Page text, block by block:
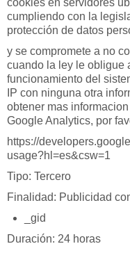
cookies en servidores
cumpliendo con la
protección de datos
y se compromete a no
cuando la ley le obligue
funcionamiento del
IP con ninguna otra
obtener mas
Google Analytics, por
https://
usage?hl=es&csw=1
Tipo: Tercero
Finalidad: Publicidad
_gid
Duración: 24 horas